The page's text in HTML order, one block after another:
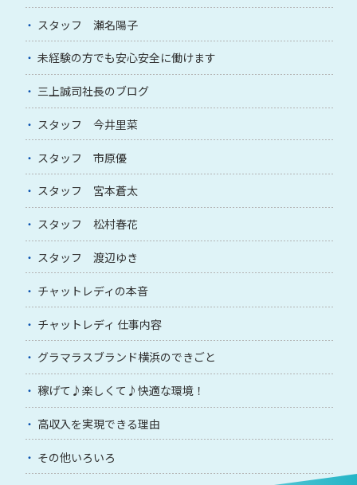
スタッフ 瀬名陽子
未経験の方でも安心安全に働けます
三上誠司社長のブログ
スタッフ 今井里菜
スタッフ 市原優
スタッフ 宮本蒼太
スタッフ 松村春花
スタッフ 渡辺ゆき
チャットレディの本音
チャットレディ 仕事内容
グラマラスブランド横浜のできごと
稼げて♪楽しくて♪快適な環境！
高収入を実現できる理由
その他いろいろ